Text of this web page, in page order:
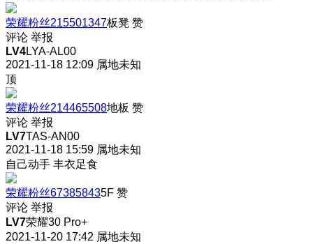
荣耀粉丝215501347板凳 赞
评论 举报
LV4LYA-AL00
2021-11-18 12:09 属地未知
顶
荣耀粉丝214465508地板 赞
评论 举报
LV7TAS-AN00
2021-11-18 15:59 属地未知
自己动手 丰衣足食
荣耀粉丝673858435F 赞
评论 举报
LV7荣耀30 Pro+
2021-11-20 17:42 属地未知